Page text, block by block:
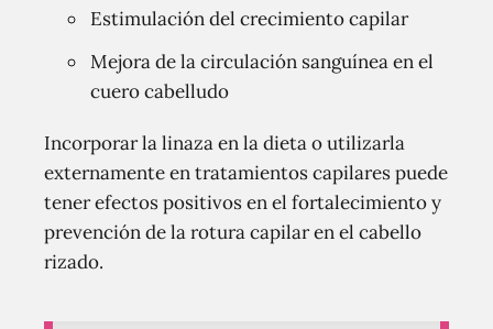
Estimulación del crecimiento capilar
Mejora de la circulación sanguínea en el
cuero cabelludo
Incorporar la linaza en la dieta o utilizarla
externamente en tratamientos capilares puede
tener efectos positivos en el fortalecimiento y
prevención de la rotura capilar en el cabello
rizado.